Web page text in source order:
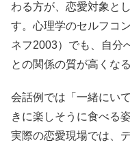
わる方が、恋愛対象と
す。心理学のセルフコ
ネフ2003）でも、自分
との関係の質が高くな
会話例では「一緒にい
きに楽しそうに食べる
実際の恋愛現場では、